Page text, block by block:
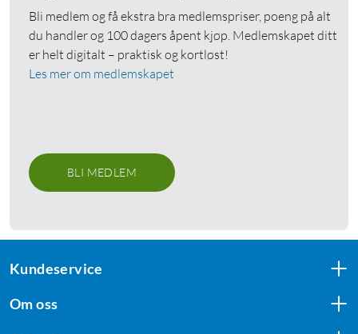
Bli medlem og få ekstra bra medlemspriser, poeng på alt
du handler og 100 dagers åpent kjøp. Medlemskapet ditt
er helt digitalt – praktisk og kortløst!
Les mer om medlemskapet
BLI MEDLEM
Kundeservice
Om oss